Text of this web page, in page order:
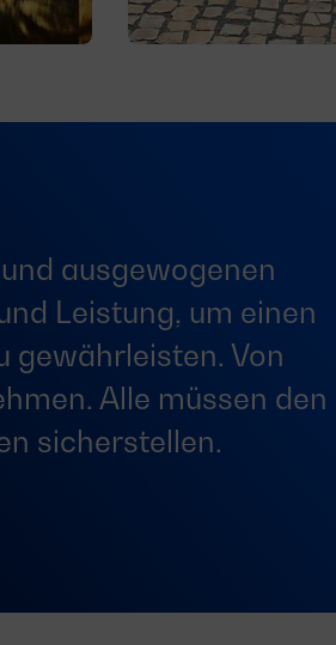
ausgewogenen
Leistung, um einen
gewährleisten. Von
Alle müssen den
sicherstellen.